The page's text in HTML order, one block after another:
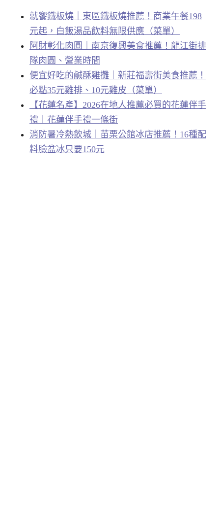
就饗鐵板燒｜東區鐵板燒推薦！商業午餐198
元起，白飯湯品飲料無限供應（菜單）
阿財彰化肉圓｜南京復興美食推薦！龍江街排
隊肉圓、營業時間
便宜好吃的鹹酥雞攤｜新莊福壽街美食推薦！
必點35元雞排、10元雞皮（菜單）
【花蓮名產】2026在地人推薦必買的花蓮伴手
禮｜花蓮伴手禮一條街
消防暑冷熱飲城｜苗栗公館冰店推薦！16種配
料臉盆冰只要150元